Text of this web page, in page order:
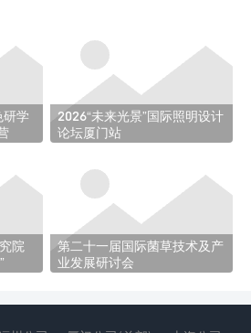
研学
2026“未来光景”国际照明设计
论坛厦门站
院
第二十一届国际菌草技术及产
业发展研讨会